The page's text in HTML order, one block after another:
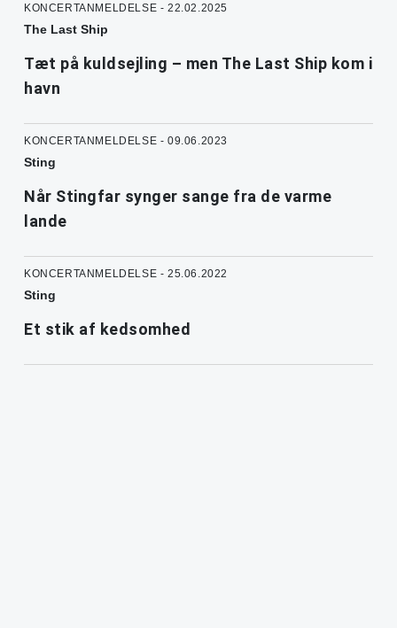
KONCERTANMELDELSE - 22.02.2025
The Last Ship
Tæt på kuldsejling – men The Last Ship kom i
havn
KONCERTANMELDELSE - 09.06.2023
Sting
Når Stingfar synger sange fra de varme
lande
KONCERTANMELDELSE - 25.06.2022
Sting
Et stik af kedsomhed